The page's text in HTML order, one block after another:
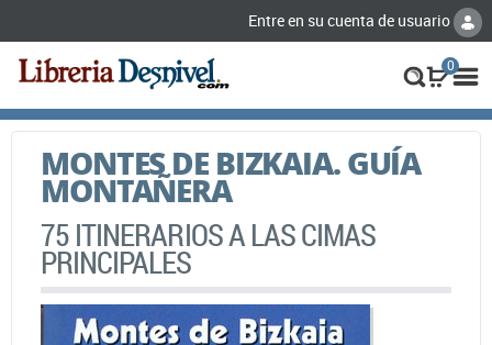
Entre en su cuenta de usuario
0
MONTES DE BIZKAIA. GUÍA
MONTAÑERA
75 ITINERARIOS A LAS CIMAS
PRINCIPALES